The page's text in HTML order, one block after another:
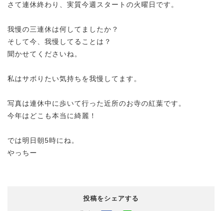
さて連休終わり、実質今週スタートの火曜日です。
我慢の三連休は何してましたか？
そして今、我慢してることは？
聞かせてくださいね。
私はサボりたい気持ちを我慢してます。
写真は連休中に歩いて行った近所のお寺の紅葉です。
今年はどこも本当に綺麗！
では明日朝5時にね。
やっちー
投稿をシェアする